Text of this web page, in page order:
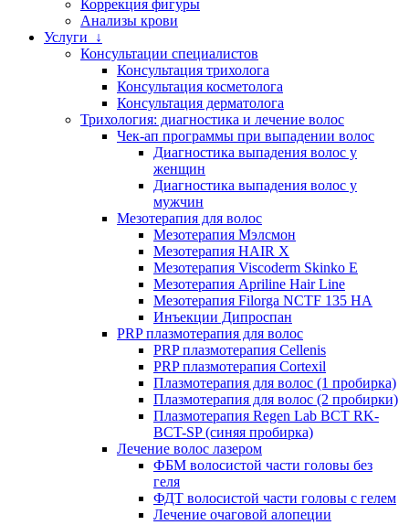
Коррекция фигуры
Анализы крови
Услуги ↓
Консультации специалистов
Консультация трихолога
Консультация косметолога
Консультация дерматолога
Трихология: диагностика и лечение волос
Чек-ап программы при выпадении волос
Диагностика выпадения волос у
женщин
Диагностика выпадения волос у
мужчин
Мезотерапия для волос
Мезотерапия Мэлсмон
Мезотерапия HAIR X
Мезотерапия Viscoderm Skinko E
Мезотерапия Apriline Hair Line
Мезотерапия Filorga NCTF 135 HA
Инъекции Дипроспан
PRP плазмотерапия для волос
PRP плазмотерапия Cellenis
PRP плазмотерапия Cortexil
Плазмотерапия для волос (1 пробирка)
Плазмотерапия для волос (2 пробирки)
Плазмотерапия Regen Lab BCT RK-
BCT-SP (синяя пробирка)
Лечение волос лазером
ФБМ волосистой части головы без
геля
ФДТ волосистой части головы с гелем
Лечение очаговой алопеции